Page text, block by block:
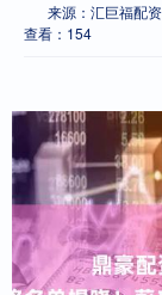
来源：汇巨福配资
查看：154